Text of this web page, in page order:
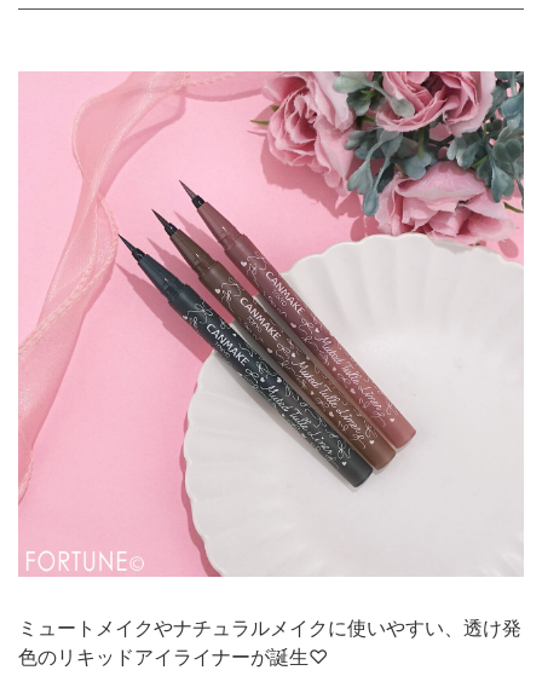
ミュートメイクやナチュラルメイクに使いやすい、透け発
色のリキッドアイライナーが誕生♡